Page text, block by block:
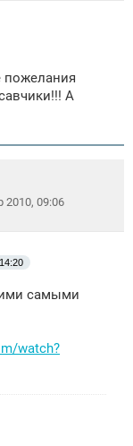
А
2010, 09:06
самыми
watch?